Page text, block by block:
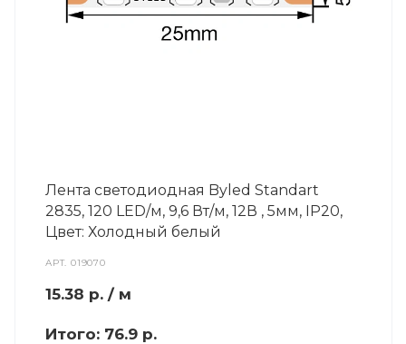
Лента светодиодная Byled Standart
2835, 120 LED/м, 9,6 Вт/м, 12В , 5мм, IP20,
Цвет: Холодный белый
АРТ.019070
15.38 р. / м
Итого: 76.9 р.